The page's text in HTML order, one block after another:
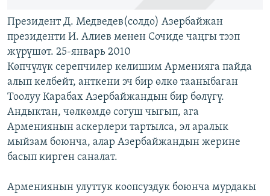
Президент Д. Медведев(солдо) Азербайжан
президенти И. Алиев менен Сочиде чаңгы тээп
жүрүшөт. 25-январь 2010
Көпчүлүк серепчилер келишим Арменияга пайда
алып келбейт, анткени эч бир өлкө тааныбаган
Тоолуу Карабах Азербайжандын бир бөлүгү.
Андыктан, чөлкөмдө согуш чыгып, ага
Армениянын аскерлери тартылса, эл аралык
мыйзам боюнча, алар Азербайжандын жерине
басып кирген саналат.
Армениянын улуттук коопсуздук боюнча мурдакы